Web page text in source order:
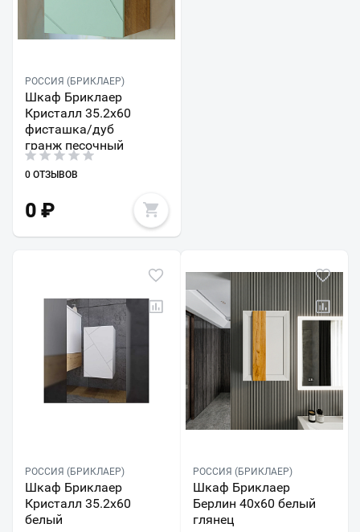
РОССИЯ (БРИКЛАЕР)
Шкаф Бриклаер
Кристалл 35.2x60
фисташка/дуб
гранж песочный
0 ОТЗЫВОВ
0 ₽
РОССИЯ (БРИКЛАЕР)
Шкаф Бриклаер
Кристалл 35.2x60
белый
РОССИЯ (БРИКЛАЕР)
Шкаф Бриклаер
Берлин 40x60 белый
глянец